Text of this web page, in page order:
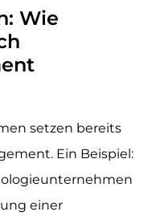
Wie
setzen bereits
Ein Beispiel:
einer